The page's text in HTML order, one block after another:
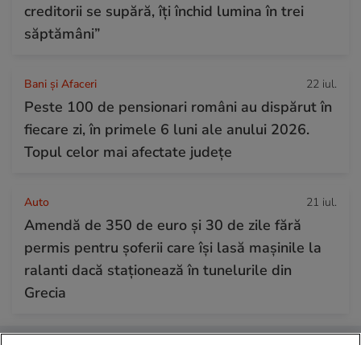
creditorii se supără, îți închid lumina în trei
săptămâni”
Bani și Afaceri 22 iul.
Peste 100 de pensionari români au dispărut în
fiecare zi, în primele 6 luni ale anului 2026.
Topul celor mai afectate județe
Auto 21 iul.
Amendă de 350 de euro și 30 de zile fără
permis pentru șoferii care își lasă mașinile la
ralanti dacă staționează în tunelurile din
Grecia